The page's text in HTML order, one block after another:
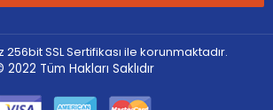
SSL Sertifikası ile korunmaktadır.
2022 Tüm Hakları Saklıdır